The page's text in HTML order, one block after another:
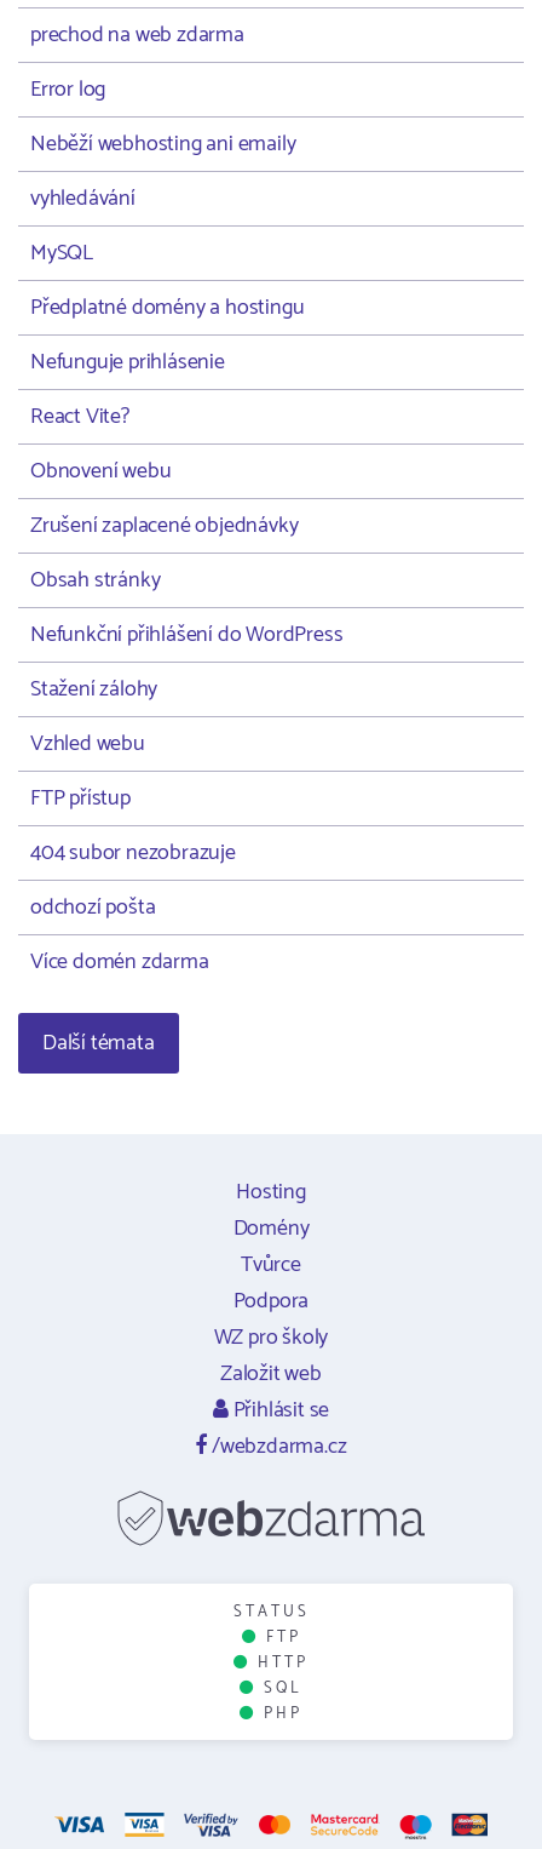
prechod na web zdarma
Error log
Neběží webhosting ani emaily
vyhledávání
MySQL
Předplatné domény a hostingu
Nefunguje prihlásenie
React Vite?
Obnovení webu
Zrušení zaplacené objednávky
Obsah stránky
Nefunkční přihlášení do WordPress
Stažení zálohy
Vzhled webu
FTP přístup
404 subor nezobrazuje
odchozí pošta
Více domén zdarma
Další témata
Hosting
Domény
Tvůrce
Podpora
WZ pro školy
Založit web
Přihlásit se
/webzdarma.cz
STATUS
FTP
HTTP
SQL
PHP